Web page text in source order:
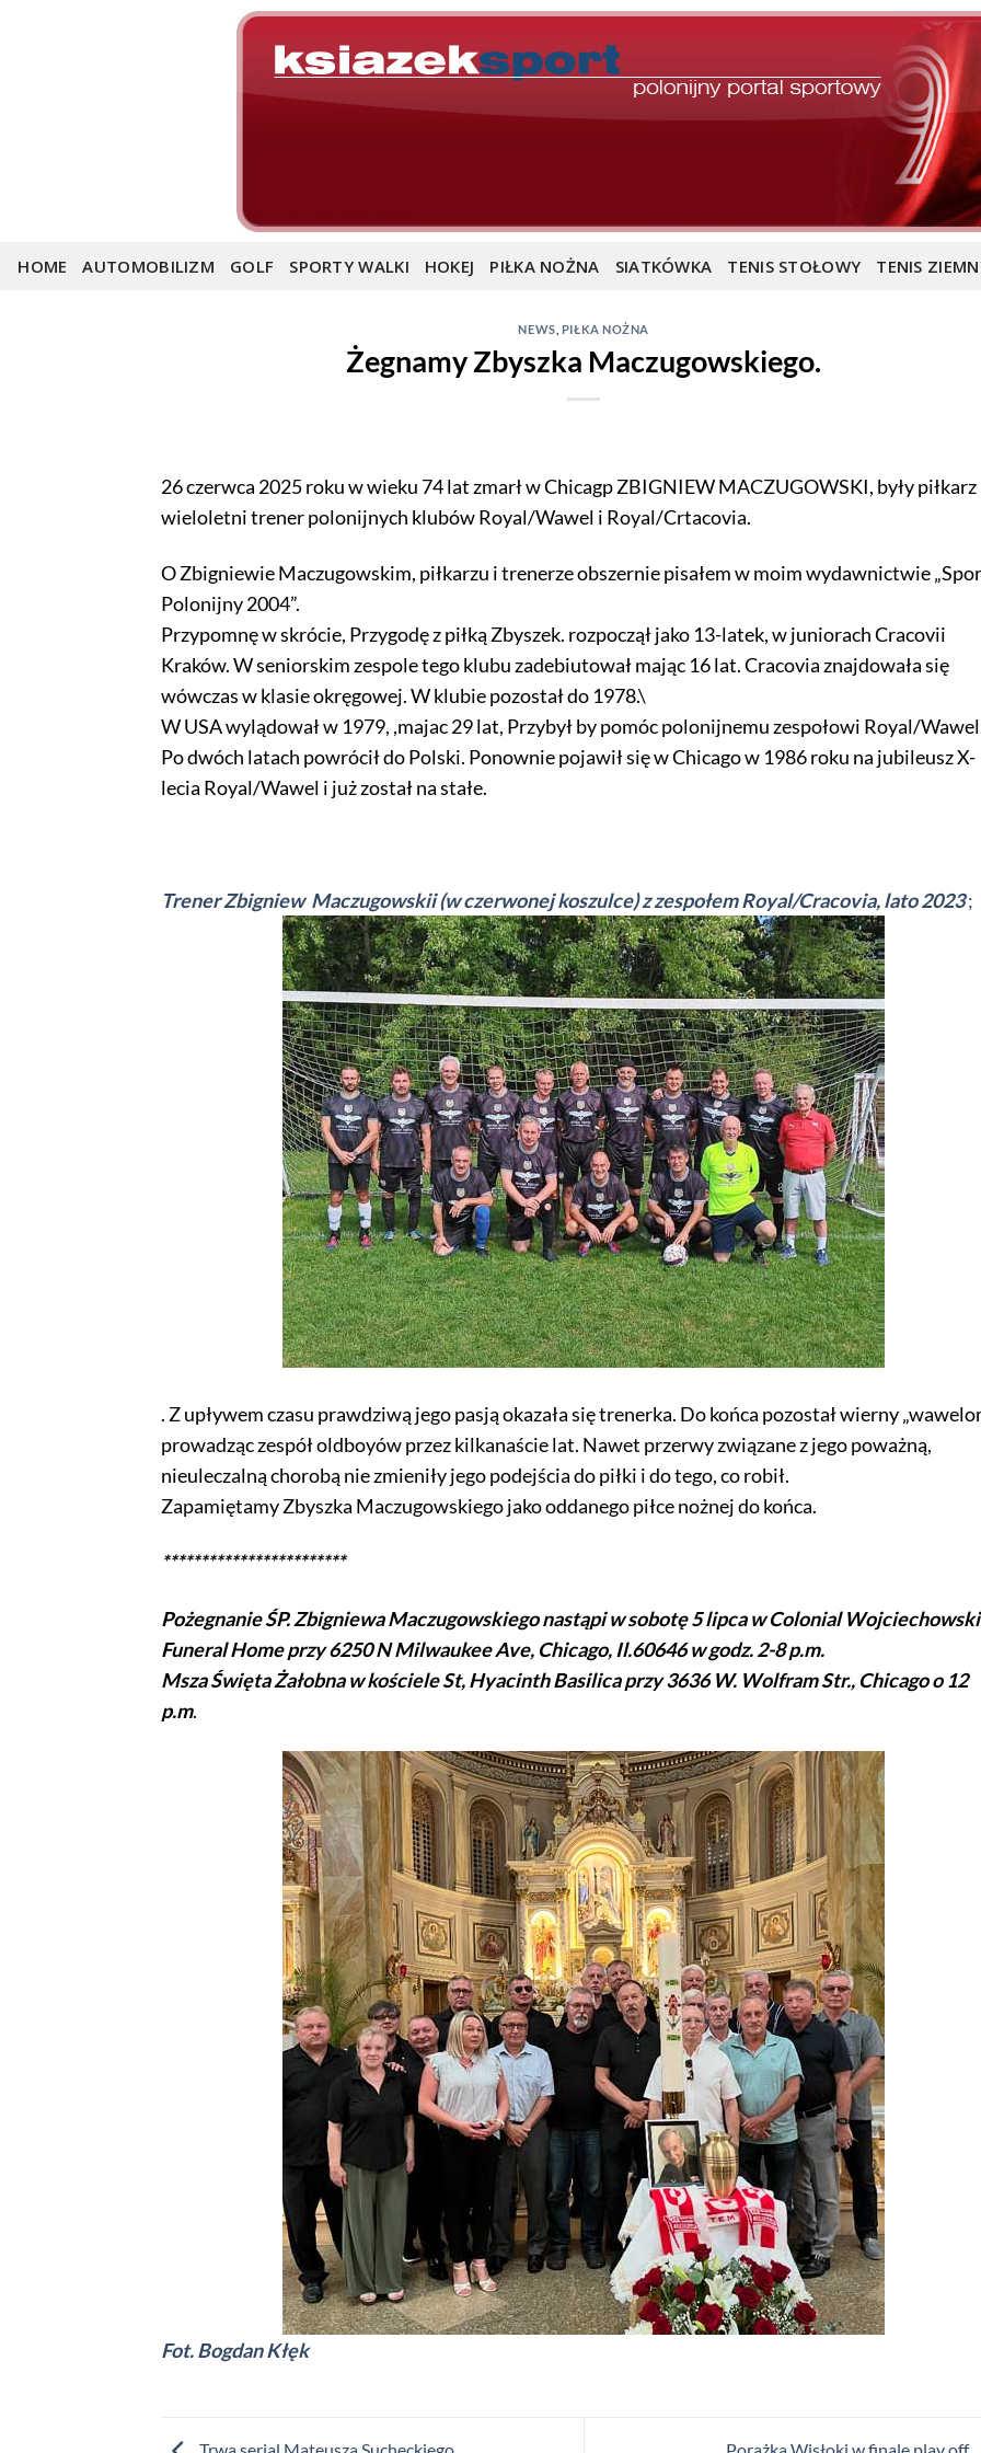
HOME AUTOMOBILIZM GOLF SPORTY WALKI HOKEJ PIŁKA NOŻNA SIATKÓWKA TENIS STOŁOWY TENIS
NEWS PIŁKA NOŻNA
Żegnamy Zbyszka Maczugowskiego.
26 czerwca 2025 roku w wieku 74 lat zmarł w Chicagp ZBIGNIEW MACZUGOWSKI, były piłkarz
wieloletni trener polonijnych klubów Royal/Wawel i Royal/Crtacovia.
O Zbigniewie Maczugowskim, piłkarzu i trenerze obszernie pisałem w moim wydawnictwie
Polonijny 2004”.
Przypomnę w skrócie, Przygodę z piłką Zbyszek. rozpoczął jako 13-latek, w juniorach Cracovii
Kraków. W seniorskim zespole tego klubu zadebiutował mając 16 lat. Cracovia znajdowała się
wówczas w klasie okręgowej. W klubie pozostał do 1978.\
W USA wylądował w 1979, ,majac 29 lat, Przybył by pomóc polonijnemu zespołowi Royal/
Po dwóch latach powrócił do Polski. Ponownie pojawił się w Chicago w 1986 roku na jubileusz X-
lecia Royal/Wawel i już został na stałe.
Trener Zbigniew Maczugowskii (w czerwonej koszulce) z zespołem Royal/Cracovia, lato 2023;
. Z upływem czasu prawdziwą jego pasją okazała się trenerka. Do końca pozostał wierny
prowadząc zespół oldboyów przez kilkanaście lat. Nawet przerwy związane z jego poważną,
nieuleczalną chorobą nie zmieniły jego podejścia do piłki i do tego, co robił.
Zapamiętamy Zbyszka Maczugowskiego jako oddanego piłce nożnej do końca.
************************
Pożegnanie ŚP. Zbigniewa Maczugowskiego nastąpi w sobotę 5 lipca w Colonial Wojciechowski
Funeral Home przy 6250 N Milwaukee Ave, Chicago, Il.60646 w godz. 2-8 p.m.
Msza Święta Żałobna w kościele St, Hyacinth Basilica przy 3636 W. Wolfram Str., Chicago o 12
p.m.
Fot. Bogdan Kłęk
Trwa serial Mateusza Sucheckiego Porażka Wisłoki w finale play off